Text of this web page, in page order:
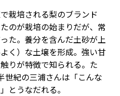
栽培される梨のブランド
のが栽培の始まりだが、常
た。養分を含んだ土砂が上
く）な土壌を形成。強い甘
りが特徴で知られる。た
世紀の三浦さんは「こんな
とうなだれる。